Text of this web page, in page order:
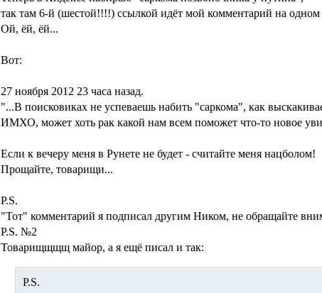
так там 6-й (шестой!!!!) ссылкой идёт мой комментарий на одном
Ой, ёй, ёй...
Вот:
27 ноября 2012 23 часа назад.
"...В поисковиках не успеваешь набить "саркома", как
ИМХО, может хоть рак какой нам всем поможет что-то новое
Если к вечеру меня в Рунете не будет - считайте меня нацболом!
Прощайте, товарищи...
P.S.
"Тот" комментарий я подписал другим Ником, не обращайте
P.S. №2
Товарищщщщ майор, а я ещё писал и так:
P.S.